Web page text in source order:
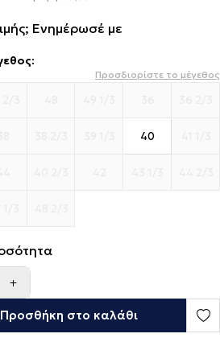
Ενημέρωσέ με
:
Προσδιορίστε το μέγεθος
40
Προσθήκη στο καλάθι